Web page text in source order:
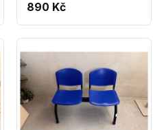
890 Kč